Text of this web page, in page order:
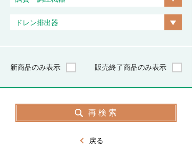
新商品のみ表示 販売終了商品のみ表示
戻る